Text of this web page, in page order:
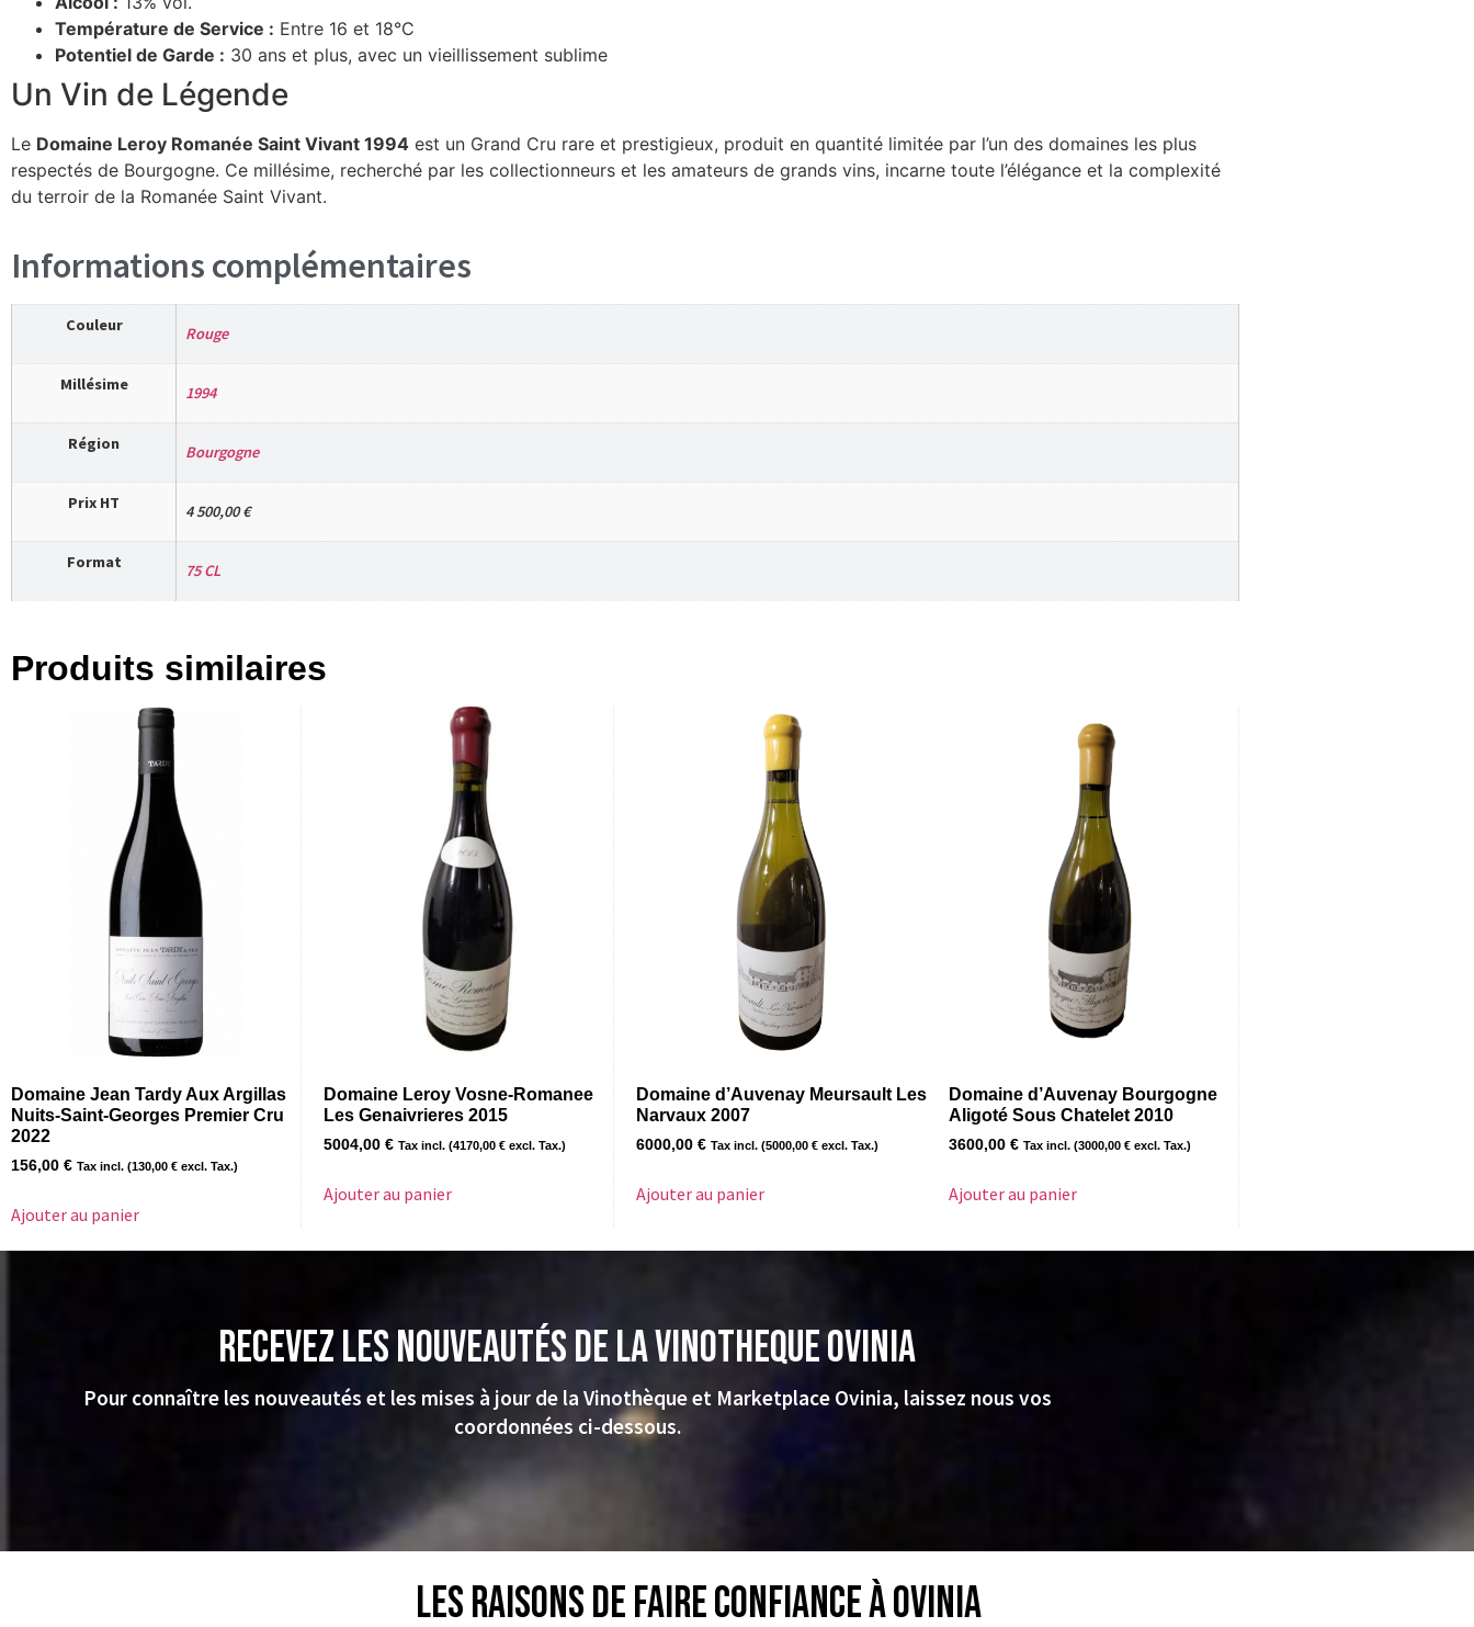
Température de Service : Entre 16 et 18°C
Potentiel de Garde : 30 ans et plus, avec un vieillissement sublime
Un Vin de Légende
Le Domaine Leroy Romanée Saint Vivant 1994 est un Grand Cru rare et prestigieux, produit en quantité limitée par l’un des domaines les plus
respectés de Bourgogne. Ce millésime, recherché par les collectionneurs et les amateurs de grands vins, incarne toute l’élégance et la complexité
du terroir de la Romanée Saint Vivant.
Informations complémentaires
Couleur Rouge
Millésime 1994
Région Bourgogne
Prix HT 4 500,00 €
Format 75 CL
Produits similaires
Domaine Jean Tardy Aux Argillas
Nuits-Saint-Georges Premier Cru
2022
156,00 € Tax incl. (130,00 € excl. Tax.)
Ajouter au panier
Domaine Leroy Vosne-Romanee
Les Genaivrieres 2015
5004,00 € Tax incl. (4170,00 € excl. Tax.)
Ajouter au panier
Domaine d’Auvenay Meursault Les
Narvaux 2007
6000,00 € Tax incl. (5000,00 € excl. Tax.)
Ajouter au panier
Domaine d’Auvenay Bourgogne
Aligoté Sous Chatelet 2010
3600,00 € Tax incl. (3000,00 € excl. Tax.)
Ajouter au panier
Recevez les nouveautés de la VINOTHEQUE Ovinia
Pour connaître les nouveautés et les mises à jour de la Vinothèque et Marketplace Ovinia, laissez nous vos
coordonnées ci-dessous.
Les raisons de faire confiance à Ovinia